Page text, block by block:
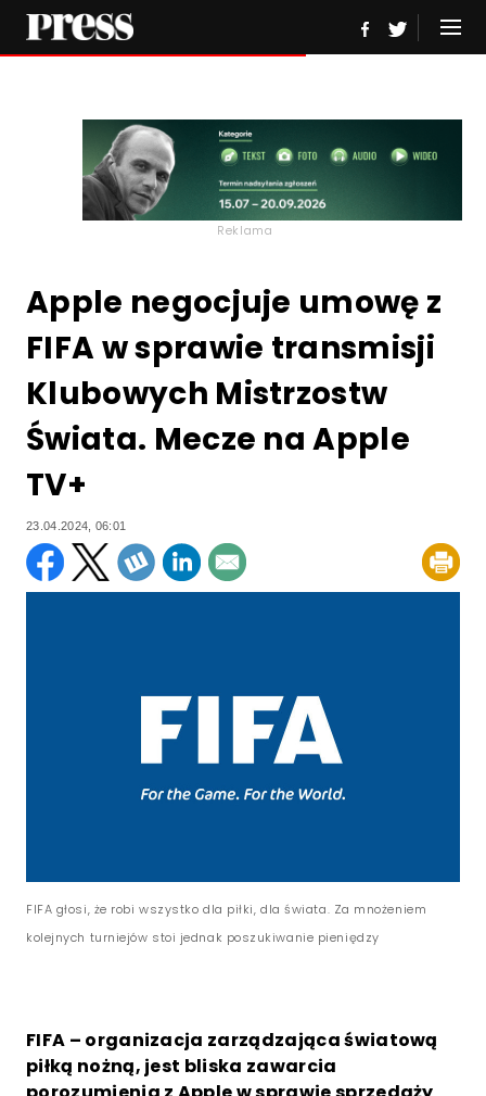
Reklama
Apple negocjuje umowę z
FIFA w sprawie transmisji
Klubowych Mistrzostw
Świata. Mecze na Apple
TV+
23.04.2024, 06:01
FIFA głosi, że robi wszystko dla piłki, dla świata. Za mnożeniem
kolejnych turniejów stoi jednak poszukiwanie pieniędzy
FIFA – organizacja zarządzająca światową
piłką nożną, jest bliska zawarcia